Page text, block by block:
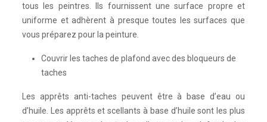
tous les peintres. Ils fournissent une surface propre et
uniforme et adhèrent à presque toutes les surfaces que
vous préparez pour la peinture.
Couvrir les taches de plafond avec des bloqueurs de
taches
Les apprêts anti-taches peuvent être à base d’eau ou
d’huile. Les apprêts et scellants à base d’huile sont les plus